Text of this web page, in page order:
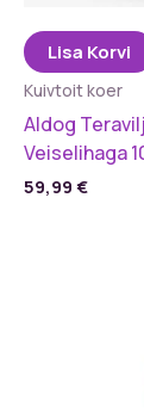
Lisa Korvi
Kuivtoit koer
Aldog
Veiselihaga
59,99 €